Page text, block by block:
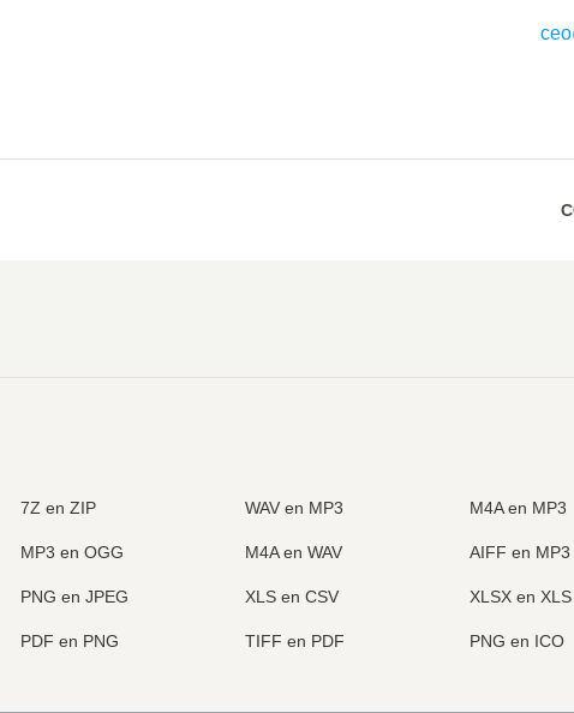
7Z en ZIP WAV en MP3 M4A en MP3
MP3 en OGG M4A en WAV AIFF en MP3
PNG en JPEG XLS en CSV XLSX en XLS
PDF en PNG TIFF en PDF PNG en ICO